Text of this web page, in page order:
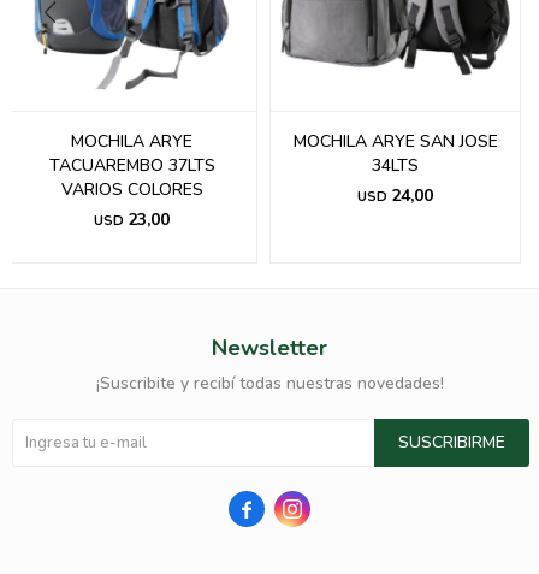
MOCHILA ARYE
TACUAREMBO 37LTS
VARIOS COLORES
USD 23,00
MOCHILA ARYE SAN JOSE
34LTS
USD 24,00
Newsletter
¡Suscribite y recibí todas nuestras novedades!
SUSCRIBIRME
 